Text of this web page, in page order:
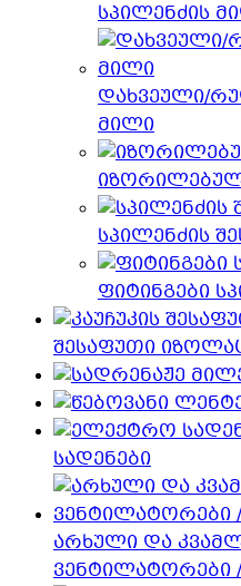
სპილენძის
დახვეული/
მილი
სპილენძის
ფიტინგები
შესაფუთი
სადენები
არხული და
ვენტილატორები